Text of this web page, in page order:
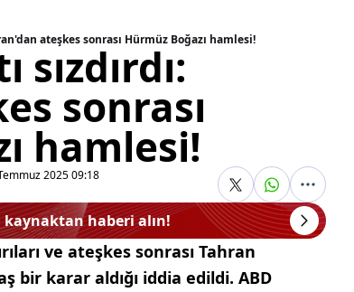
ateşkes sonrası Hürmüz Boğazı hamlesi!
sonrası
hamlesi!
2025 09:18
kaynaktan haberi alın!
ve ateşkes sonrası Tahran
bir karar aldığı iddia edildi. ABD